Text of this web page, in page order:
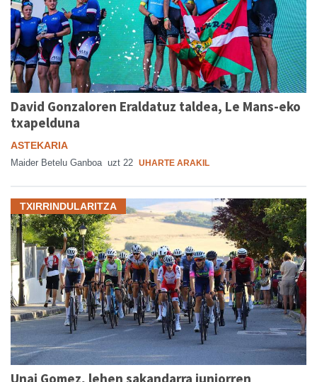
David Gonzaloren Eraldatuz taldea, Le Mans-eko
txapelduna
ASTEKARIA
Maider Betelu Ganboa uzt 22 UHARTE ARAKIL
TXIRRINDULARITZA
Unai Gomez, lehen sakandarra juniorren